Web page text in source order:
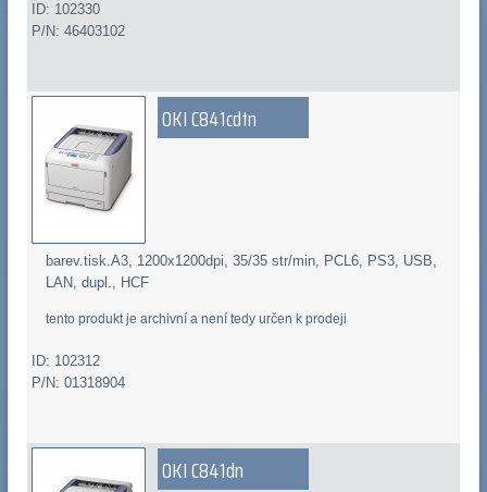
ID: 102330
P/N: 46403102
OKI C841cdtn
barev.tisk.A3, 1200x1200dpi, 35/35 str/min, PCL6, PS3, USB,
LAN, dupl., HCF
tento produkt je archivní a není tedy určen k prodeji
ID: 102312
P/N: 01318904
OKI C841dn